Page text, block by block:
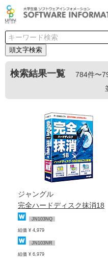
頭文字検索
検索結果一覧
784件〜
ジャングル
完全ハードディスク抹消18
JN103NQ
組価 ¥ 4,979
JN103NR
組価 ¥ 6,979